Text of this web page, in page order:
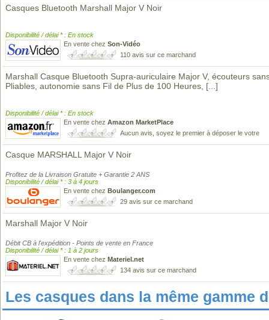
Casques Bluetooth Marshall Major V Noir
Disponibilité / délai * : En stock
En vente chez Son-Vidéo
110 avis sur ce marchand
Marshall Casque Bluetooth Supra-auriculaire Major V, écouteurs
Pliables, autonomie sans Fil de Plus de 100 Heures, [...]
Disponibilité / délai * : En stock
En vente chez Amazon MarketPlace
Aucun avis, soyez le premier à déposer le votre
Casque MARSHALL Major V Noir
Profitez de la Livraison Gratuite + Garantie 2 ANS
Disponibilité / délai * : 3 à 4 jours
En vente chez Boulanger.com
29 avis sur ce marchand
Marshall Major V Noir
Débit CB à l'expédition - Points de vente en France
Disponibilité / délai * : 1 à 2 jours
En vente chez Materiel.net
134 avis sur ce marchand
Les casques dans la même gamme